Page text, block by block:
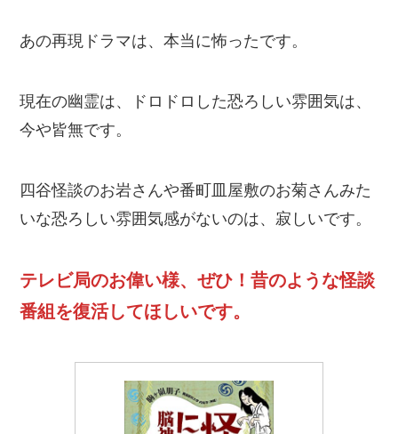
あの再現ドラマは、本当に怖ったです。
現在の幽霊は、ドロドロした恐ろしい雰囲気は、
今や皆無です。
四谷怪談のお岩さんや番町皿屋敷のお菊さんみた
いな恐ろしい雰囲気感がないのは、寂しいです。
テレビ局のお偉い様、ぜひ！昔のような怪談
番組を復活してほしいです。